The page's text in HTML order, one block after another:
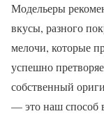
Модельеры
вкусы, разного
мелочи, которые
успешно
собственный
— это наш способ